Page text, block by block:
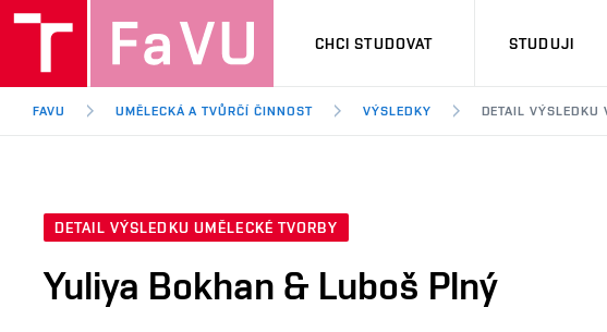
CHCI STUDOVAT STUDUJI
FAVU UMĚLECKÁ A TVŮRČÍ ČINNOST VÝSLEDKY DETAIL VÝSLEDKU
DETAIL VÝSLEDKU UMĚLECKÉ TVORBY
Yuliya Bokhan & Luboš Plný